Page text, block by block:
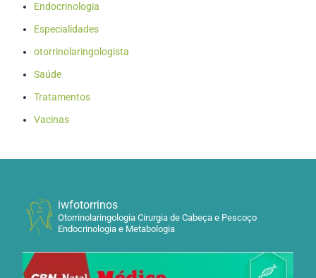
Endocrinologia
Especialidades
otorrinolaringologista
Saúde
Tratamentos
Vacinas
iwfotorrinos
Otorrinolaringologia Cirurgia de Cabeça e Pescoço
Endocrinologia e Metabologia